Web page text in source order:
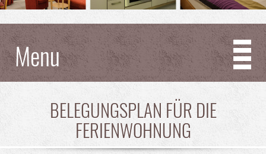
Menu
BELEGUNGSPLAN FÜR DIE
FERIENWOHNUNG